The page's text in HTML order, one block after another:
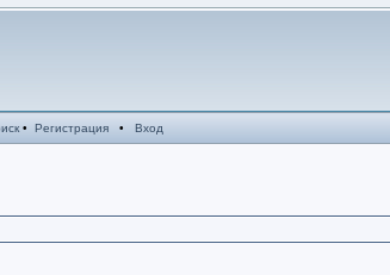
• Регистрация• Вход